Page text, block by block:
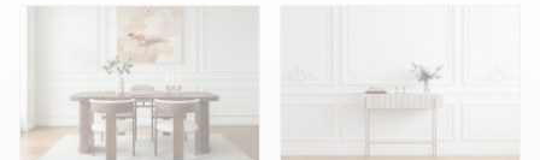
Mieux nous connaître